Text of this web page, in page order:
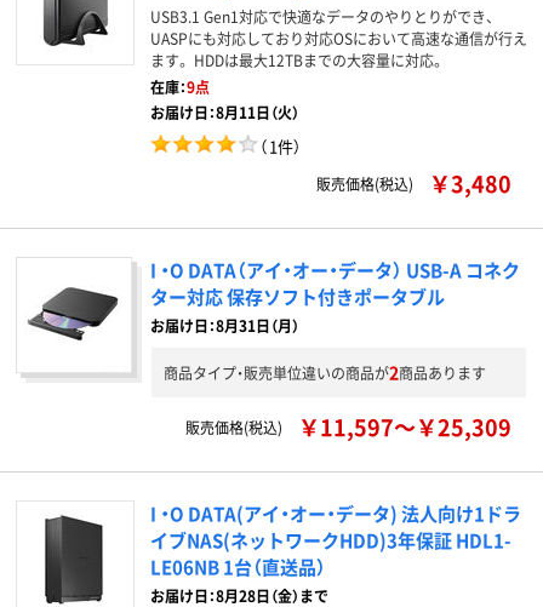
USB3.1 Gen1対応で快適なデータのやりとりができ、
UASPにも対応しており対応OSにおいて高速な通信が行え
ます。 HDDは最大12TBまでの大容量に対応。
在庫：9点
お届け日：8月11日（火）
（1件）
販売価格(税込) ￥3,480
I ・O DATA（アイ・オー・データ） USB-A コネク
ター対応 保存ソフト付きポータブル
お届け日：8月31日（月）
商品タイプ・販売単位違いの商品が2商品あります
販売価格(税込) ￥11,597～￥25,309
I ・O DATA(アイ・オー・データ) 法人向け1ドラ
イブNAS(ネットワークHDD)3年保証 HDL1-
LE06NB 1台（直送品）
お届け日：8月28日（金）まで